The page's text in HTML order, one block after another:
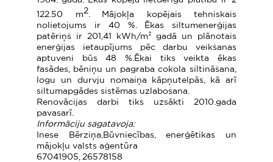
122.50 m2. Mājokļa kopējais tehniskais
nolietojums ir 40 %. Ēkas siltumenerģijas
patēriņš ir 201,41 kWh/m² gadā un plānotais
enerģijas ietaupījums pēc darbu veikšanas
aptuveni būs 48 %.Ēkai tiks veikta ēkas
fasādes, bēniņu un pagraba cokola siltināšana,
logu un durvju nomaiņa kāpņutelpās, kā arī
siltumapgādes sistēmas uzlabošana.
Renovācijas darbi tiks uzsākti 2010.gada
pavasarī.
Informāciju sagatavoja:
Inese Bērziņa,Būvniecības, enerģētikas un
mājokļu valsts aģentūra
67041905, 26578158